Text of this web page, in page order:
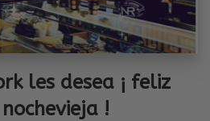
les desea ¡ feliz
!